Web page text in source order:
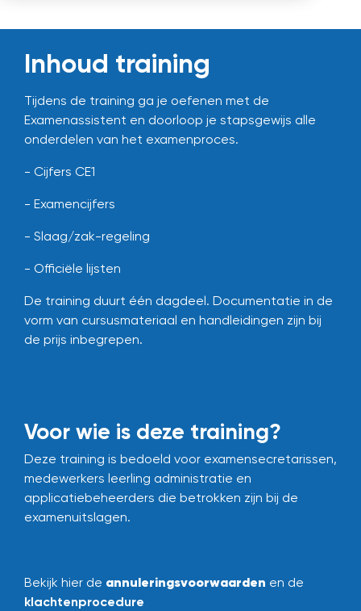
Inhoud training
Tijdens de training ga je oefenen met de
Examenassistent en doorloop je stapsgewijs alle
onderdelen van het examenproces.
- Cijfers CE1
- Examencijfers
- Slaag/zak-regeling
- Officiële lijsten
De training duurt één dagdeel. Documentatie in de
vorm van cursusmateriaal en handleidingen zijn bij
de prijs inbegrepen.
Voor wie is deze training?
Deze training is bedoeld voor examensecretarissen,
medewerkers leerling administratie en
applicatiebeheerders die betrokken zijn bij de
examenuitslagen.
Bekijk hier de annuleringsvoorwaarden en de
klachtenprocedure